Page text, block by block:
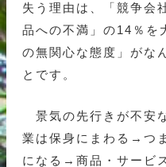
失う理由は、「競争会
品への不満」の14％を
の無関心な態度」がな
とです。
景気の先行きが不安
業は保身にまわる→つ
になる→商品・サービ